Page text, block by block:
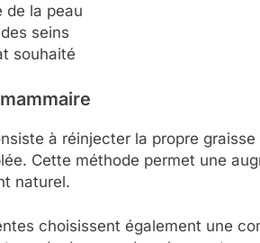
de la peau
seins
souhaité
à réinjecter la propre
Cette méthode permet une
naturel.
choisissent également une